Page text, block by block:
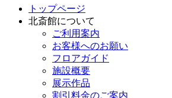
トップページ
北斎館について
ご利用案内
お客様へのお願い
フロアガイド
施設概要
展示作品
割引料金のご案内